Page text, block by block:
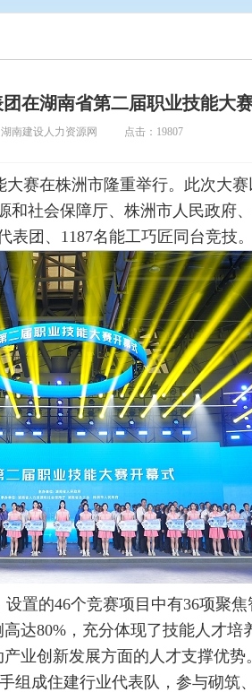
在湖南省第二届职业技能大
湖南建设人力资源网 点击：19807
赛在株洲市隆重举行。此次大赛
和社会保障厅、株洲市人民政府
团、1187名能工巧匠同台竞技。
置的46个竞赛项目中有36项聚
达80%，充分体现了技能人才培
业创新发展方面的人才支撑优势。
成住建行业代表队，参与砌筑